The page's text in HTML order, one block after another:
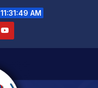
11:31:50 AM